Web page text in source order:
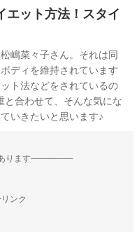
エット方法！スタイ
嶋菜々子さん。それは同
ディを維持されています
ト法などをされているの
と合わせて、そんな気にな
いきたいと思います♪
ます--------------------
ンク